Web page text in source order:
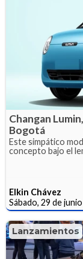
Changan
Bogotá
Este simpático
concepto bajo el
Elkin Chávez
Sábado, 29 de
Lanzamientos